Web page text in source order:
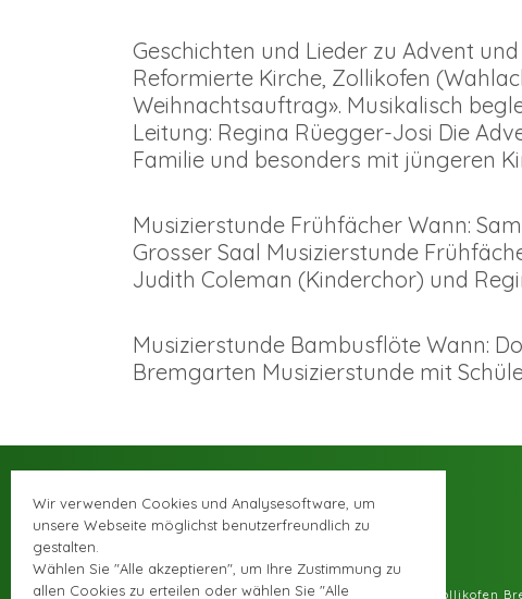
Geschichten und Lieder zu Advent und
Reformierte Kirche, Zollikofen
Weihnachtsauftrag». Musikalisch
Leitung: Regina Rüegger-Josi Die
Familie und besonders mit jüngeren
Musizierstunde Frühfächer Wann:
Grosser Saal Musizierstunde
Judith Coleman (Kinderchor) und
Musizierstunde Bambusflöte Wann:
Bremgarten Musizierstunde mit
© Musikschule Zollikofen
Wir verwenden Cookies und Analysesoftware, um
unsere Webseite möglichst benutzerfreundlich zu
gestalten.
Wählen Sie "Alle akzeptieren", um Ihre Zustimmung zu
allen Cookies zu erteilen oder wählen Sie "Alle